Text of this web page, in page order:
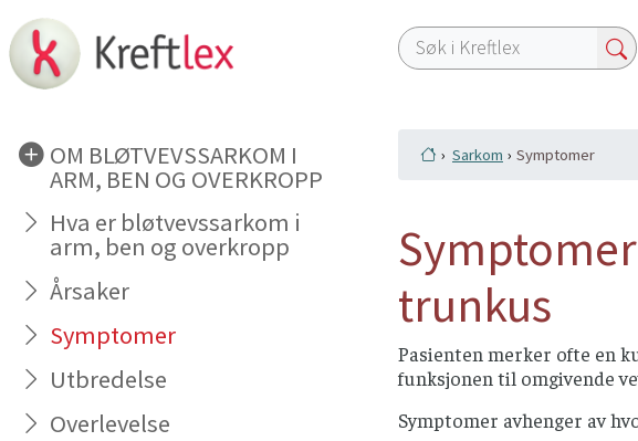
OM BLØTVEVSSARKOM I
ARM, BEN OG OVERKROPP
Hva er bløtvevssarkom i
arm, ben og overkropp
Årsaker
Symptomer
Utbredelse
Overlevelse
Sarkom Symptomer
trunkus
Pasienten merker ofte en
funksjonen til omgivende
Symptomer avhenger av